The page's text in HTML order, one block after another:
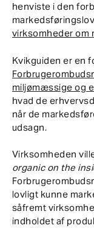
henviste i den
virksomheder om
Kvikguiden er en
miljømæssige og
hvad de
når de
udsagn.
Virksomheden
organic on the
lovligt kunne
såfremt
indholdet af